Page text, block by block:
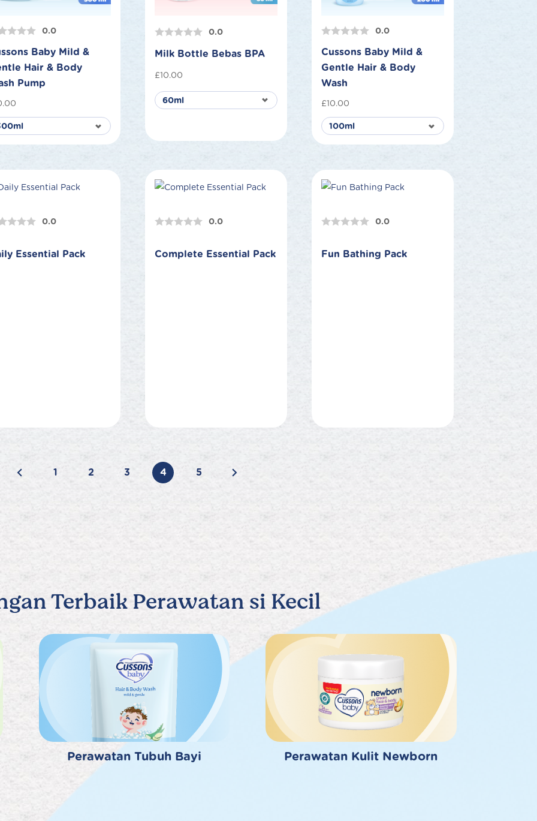
0.0
Baby Mild &
Hair & Body
Pump
0.0
Milk Bottle Bebas BPA
£10.00
0.0
Cussons Baby Mild &
Gentle Hair & Body
Wash
£10.00
0.0
Essential Pack
0.0
Complete Essential Pack
0.0
Fun Bathing Pack
1 2 3 4 5
Terbaik Perawatan si Kecil
Perawatan Tubuh Bayi Perawatan Kulit Newborn